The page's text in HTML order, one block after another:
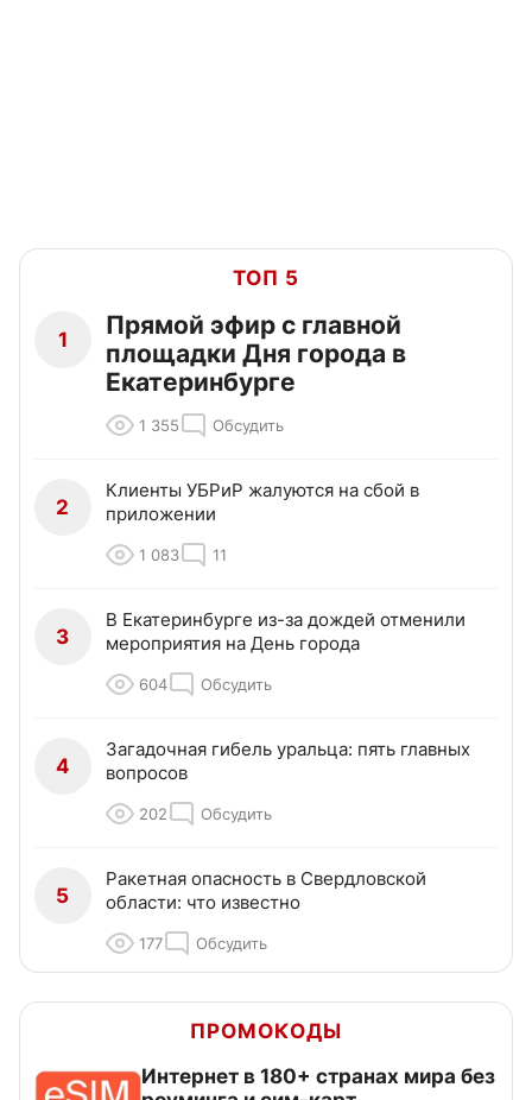
ТОП 5
1
Прямой эфир с главной
площадки Дня города в
Екатеринбурге
1 355 Обсудить
2
Клиенты УБРиР жалуются на сбой в
приложении
1 083 11
3
В Екатеринбурге из-за дождей отменили
мероприятия на День города
604 Обсудить
4
Загадочная гибель уральца: пять главных
вопросов
202 Обсудить
5
Ракетная опасность в Свердловской
области: что известно
177 Обсудить
ПРОМОКОДЫ
Интернет в 180+ странах мира без